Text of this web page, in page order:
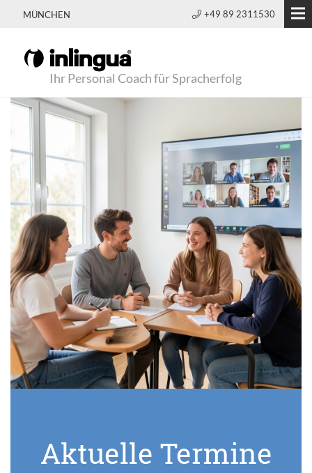
MÜNCHEN +49 89 2311530
Ihr Personal Coach für Spracherfolg
Aktuelle Termine